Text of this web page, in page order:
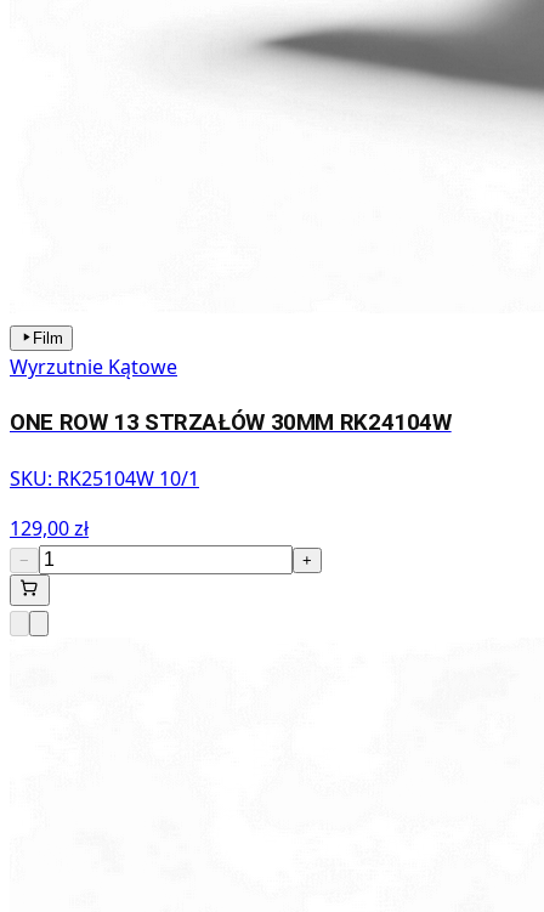
Film
Wyrzutnie Kątowe
ONE ROW 13 STRZAŁÓW 30MM RK24104W
SKU: RK25104W 10/1
129,00 zł
− +